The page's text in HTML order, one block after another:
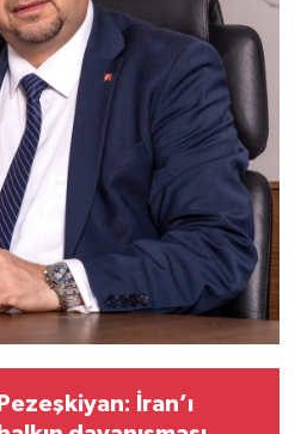
Pezeşkiyan: İran’ı